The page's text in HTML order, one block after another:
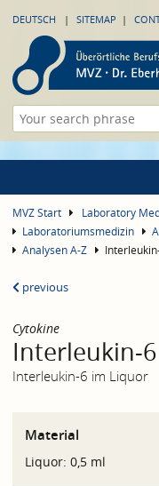
DEUTSCH SITEMAP
MVZ Start Laboratory
Laboratoriumsmedizin
Analysen A-Z
previous
Cytokine
Interleukin-6
Interleukin-6 im Liquor
Material
Liquor: 0,5 ml